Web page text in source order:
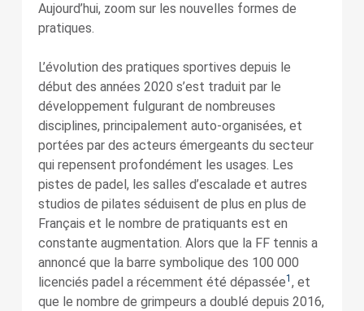
Aujourd’hui, zoom sur les nouvelles formes de
pratiques.
L’évolution des pratiques sportives depuis le
début des années 2020 s’est traduit par le
développement fulgurant de nombreuses
disciplines, principalement auto-organisées, et
portées par des acteurs émergeants du secteur
qui repensent profondément les usages. Les
pistes de padel, les salles d’escalade et autres
studios de pilates séduisent de plus en plus de
Français et le nombre de pratiquants est en
constante augmentation. Alors que la FF tennis a
annoncé que la barre symbolique des 100 000
licenciés padel a récemment été dépassée1 , et
que le nombre de grimpeurs a doublé depuis 2016,